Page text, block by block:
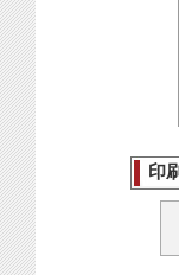
印